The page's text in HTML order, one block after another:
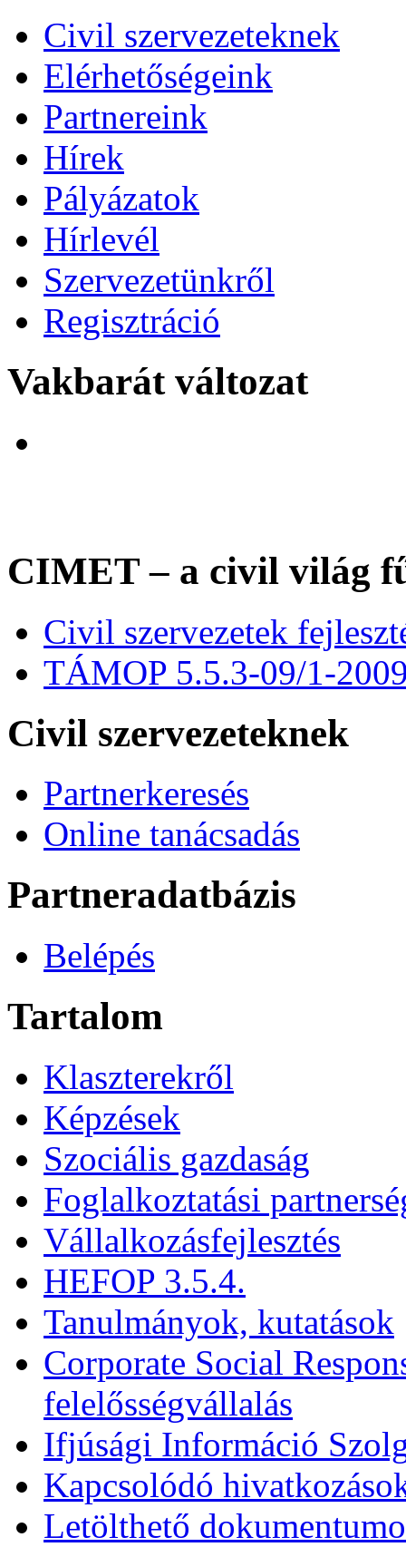
Civil szervezeteknek
Elérhetőségeink
Partnereink
Hírek
Pályázatok
Hírlevél
Szervezetünkről
Regisztráció
Vakbarát változat
CIMET – a civil világ
Civil szervezetek
TÁMOP 5.5.3-09/1-
Civil szervezeteknek
Partnerkeresés
Online tanácsadás
Partneradatbázis
Belépés
Tartalom
Klaszterekről
Képzések
Szociális gazdaság
Foglalkoztatási
Vállalkozásfejlesztés
HEFOP 3.5.4.
Tanulmányok, kutatások
Corporate Social
felelősségvállalás
Ifjúsági Információ
Kapcsolódó
Letölthető